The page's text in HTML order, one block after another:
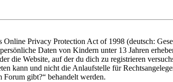
Online Privacy Protection Act of 1998 (deutsch:
Daten von Kindern unter 13 Jahren
die Website, auf der du dich zu registrieren
kann und nicht die Anlaufstelle für
Forum gibt?“ behandelt werden.